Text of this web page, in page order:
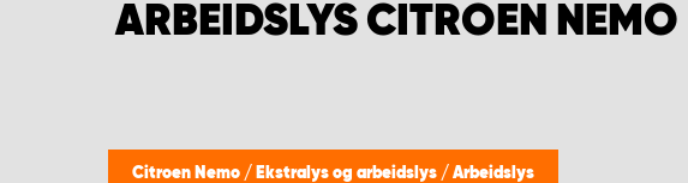
ARBEIDSLYS CITROEN NEMO
Citroen Nemo / Ekstralys og arbeidslys / Arbeidslys